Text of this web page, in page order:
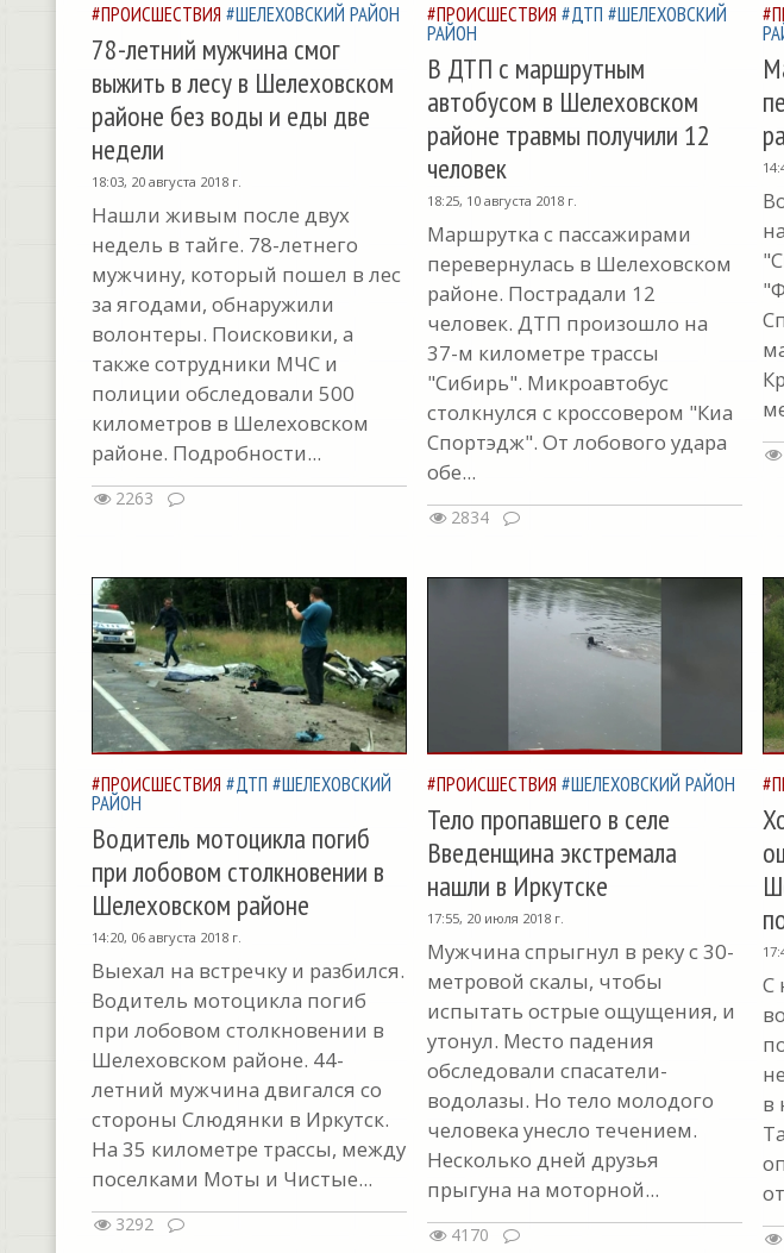
#ПРОИСШЕСТВИЯ #ШЕЛЕХОВСКИЙ РАЙОН
78-летний мужчина смог
выжить в лесу в Шелеховском
районе без воды и еды две
недели
18:03, 20 августа 2018 г.
Нашли живым после двух
недель в тайге. 78-летнего
мужчину, который пошел в лес
за ягодами, обнаружили
волонтеры. Поисковики, а
также сотрудники МЧС и
полиции обследовали 500
километров в Шелеховском
районе. Подробности...
2263
#ПРОИСШЕСТВИЯ #ДТП #ШЕЛЕХОВСКИЙ
РАЙОН
В ДТП с маршрутным
автобусом в Шелеховском
районе травмы получили 12
человек
18:25, 10 августа 2018 г.
Маршрутка с пассажирами
перевернулась в Шелеховском
районе. Пострадали 12
человек. ДТП произошло на
37-м километре трассы
"Сибирь". Микроавтобус
столкнулся с кроссовером "Киа
Спортэдж". От лобового удара
обе...
2834
#ПРОИСШЕСТВИЯ #ДТП #ШЕЛЕХОВСКИЙ
РАЙОН
Водитель мотоцикла погиб
при лобовом столкновении в
Шелеховском районе
14:20, 06 августа 2018 г.
Выехал на встречку и разбился.
Водитель мотоцикла погиб
при лобовом столкновении в
Шелеховском районе. 44-
летний мужчина двигался со
стороны Слюдянки в Иркутск.
На 35 километре трассы, между
поселками Моты и Чистые...
3292
#ПРОИСШЕСТВИЯ #ШЕЛЕХОВСКИЙ РАЙОН
Тело пропавшего в селе
Введенщина экстремала
нашли в Иркутске
17:55, 20 июля 2018 г.
Мужчина спрыгнул в реку с 30-
метровой скалы, чтобы
испытать острые ощущения, и
утонул. Место падения
обследовали спасатели-
водолазы. Но тело молодого
человека унесло течением.
Несколько дней друзья
прыгуна на моторной...
4170
С
в